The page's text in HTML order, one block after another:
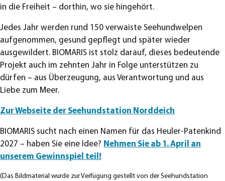
in die Freiheit – dorthin, wo sie hingehört.
Jedes Jahr werden rund 150 verwaiste Seehundwelpen
aufgenommen, gesund gepflegt und später wieder
ausgewildert. BIOMARIS ist stolz darauf, dieses bedeutende
Projekt auch im zehnten Jahr in Folge unterstützen zu
dürfen – aus Überzeugung, aus Verantwortung und aus
Liebe zum Meer.
Zur Webseite der Seehundstation Norddeich
BIOMARIS sucht nach einen Namen für das Heuler-Patenkind
2027 – haben Sie eine Idee? Nehmen Sie ab 1. April an
unserem Gewinnspiel teil!
(Das Bildmaterial wurde zur Verfügung gestellt von der Seehundstation